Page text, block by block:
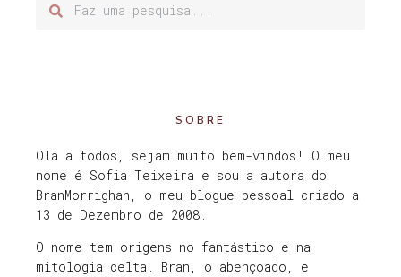
SOBRE
Olá a todos, sejam muito bem-vindos! O meu
nome é Sofia Teixeira e sou a autora do
BranMorrighan, o meu blogue pessoal criado a
13 de Dezembro de 2008.
O nome tem origens no fantástico e na
mitologia celta. Bran, o abençoado, e